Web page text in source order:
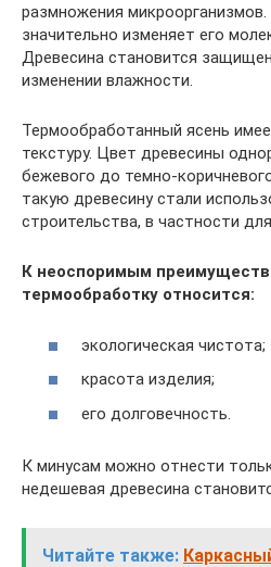
размножения
значительно изменяет его
Древесина становится
изменении влажности.
Термообработанный ясень
текстуру. Цвет древесины
бежевого до темно-
такую древесину стали
строительства, в частности
К неоспоримым
термообработку относится:
экологическая чистота;
красота изделия;
его долговечность.
К минусам можно отнести
недешевая древесина
Читайте также: